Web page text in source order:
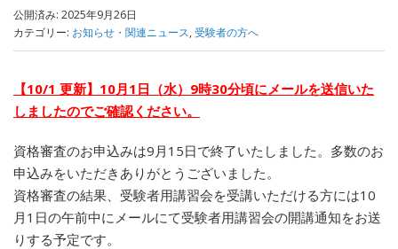
公開済み: 2025年9月26日
カテゴリー: お知らせ・関連ニュース, 受験者の方へ
【10/1 更新】10月1日（水）9時30分頃にメールを送信いた
しましたのでご確認ください。
資格審査のお申込みは9月15日で終了いたしました。多数のお
申込みをいただきありがとうございました。
資格審査の結果、受験者用講習会を受講いただける方には10
月1日の午前中にメールにて受験者用講習会の開講通知をお送
りする予定です。